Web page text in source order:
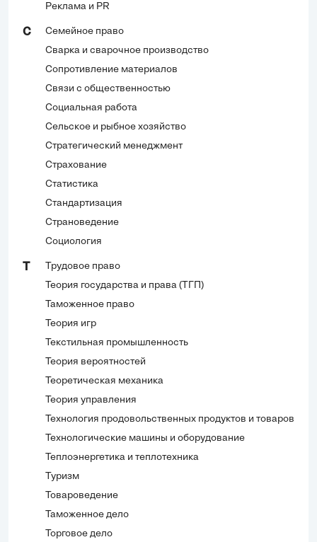
Реклама и PR
С
Семейное право
Сварка и сварочное производство
Сопротивление материалов
Связи с общественностью
Социальная работа
Сельское и рыбное хозяйство
Стратегический менеджмент
Страхование
Статистика
Стандартизация
Страноведение
Социология
Трудовое право
Теория государства и права (ТГП)
Таможенное право
Теория игр
Текстильная промышленность
Теория вероятностей
Теоретическая механика
Теория управления
Технология продовольственных продуктов и товаров
Технологические машины и оборудование
Теплоэнергетика и теплотехника
Туризм
Товароведение
Таможенное дело
Торговое дело